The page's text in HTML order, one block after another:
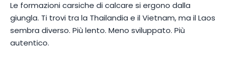
Le formazioni carsiche di calcare si ergono dalla
giungla. Ti trovi tra la Thailandia e il Vietnam, ma il Laos
sembra diverso. Più lento. Meno sviluppato. Più
autentico.